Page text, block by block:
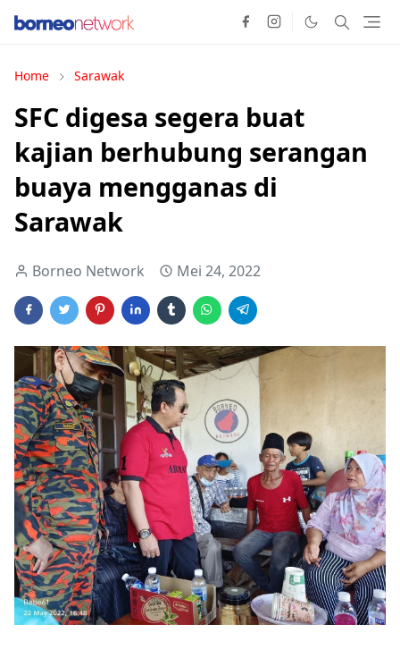
Home Sarawak
SFC digesa segera buat
kajian berhubung serangan
buaya mengganas di
Sarawak
Borneo Network Mei 24, 2022